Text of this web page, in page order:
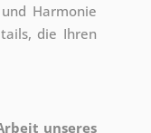
Harmonie
die Ihren
unseres